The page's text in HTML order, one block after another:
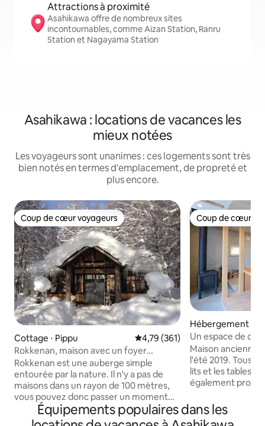
Attractions à proximité
Asahikawa offre de nombreux sites
incontournables, comme Aizan Station, Ranru
Station et Nagayama Station
Asahikawa : locations de vacances les
mieux notées
Les voyageurs sont unanimes : ces logements sont très
bien notés en termes d'emplacement, de propreté et
plus encore.
Coup de cœur voyageurs
Coup de cœur voyageurs
Cottage ⋅ Pippu Évaluation moyenne sur la
4,79 (361)
Rokkenan, maison avec un foyer
traditionnel, à 1 minute en voiture de la
station de ski de Hibiki (1 groupe par jour)
Rokkenan est une auberge simple
entourée par la nature. Il n'y a pas de
maisons dans un rayon de 100 mètres,
vous pouvez donc passer un moment
tranquille et privé. Pendant la journée,
vous pouvez entendre les oiseaux
Coup de cœur
Coup de cœur
Hébergement ⋅
a
Un espace de
rizières
Maison ancienne
l'été 2019. Tous
lits et les tables sont
également
beau temps,
Taisetsuzan. L'eau qui sort du robinet est
Équipements populaires dans les